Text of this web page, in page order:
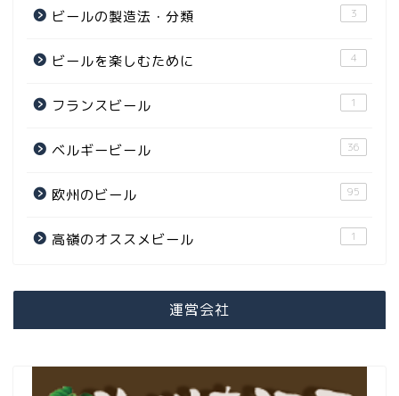
ビールの製造法・分類 3
ビールを楽しむために 4
フランスビール 1
ベルギービール 36
欧州のビール 95
高嶺のオススメビール 1
運営会社